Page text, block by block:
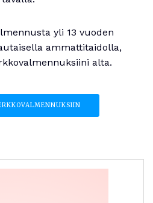
yli 13 vuoden
ammattitaidolla,
alta.